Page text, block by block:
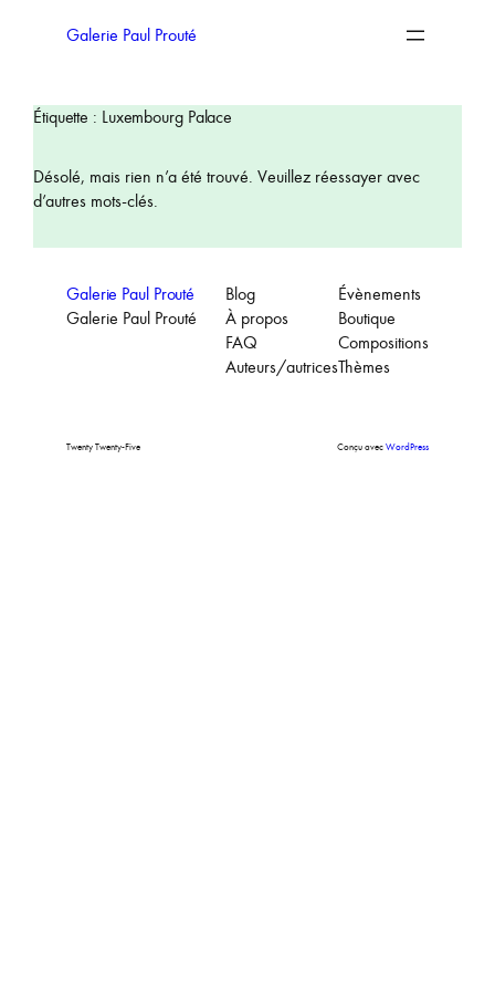
Galerie Paul Prouté
Étiquette : Luxembourg Palace
Désolé, mais rien n’a été trouvé. Veuillez réessayer avec
d’autres mots-clés.
Galerie Paul Prouté
Galerie Paul Prouté
Blog
À propos
FAQ
Auteurs/autrices
Évènements
Boutique
Compositions
Thèmes
Twenty Twenty-Five Conçu avecWordPress